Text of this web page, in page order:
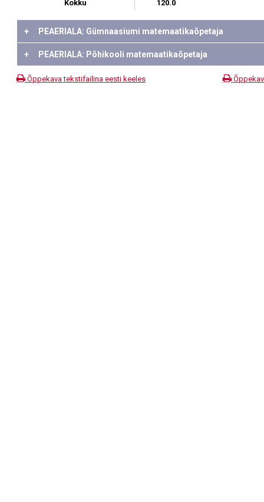
Kokku
120.0
+ PEAERIALA: Gümnaasiumi matemaatikaõpetaja
+ PEAERIALA: Põhikooli matemaatikaõpetaja
Õppekava tekstifailina eesti keeles